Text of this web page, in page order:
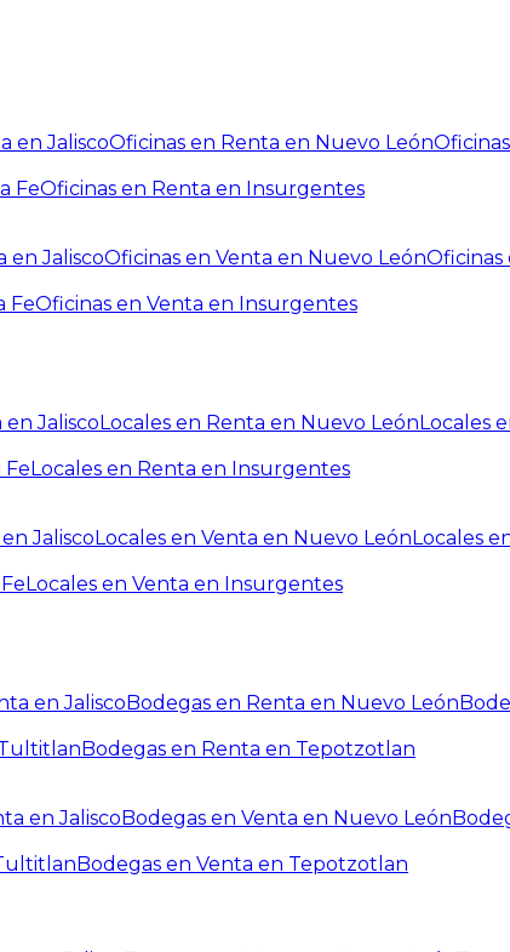
en JaliscoOficinas en Renta en Nuevo León
FeOficinas en Renta en Insurgentes
en JaliscoOficinas en Venta en Nuevo León
FeOficinas en Venta en Insurgentes
JaliscoLocales en Renta en Nuevo LeónLocales
FeLocales en Renta en Insurgentes
JaliscoLocales en Venta en Nuevo LeónLocales
Locales en Venta en Insurgentes
en JaliscoBodegas en Renta en Nuevo León
Bodegas en Renta en Tepotzotlan
en JaliscoBodegas en Venta en Nuevo León
Bodegas en Venta en Tepotzotlan